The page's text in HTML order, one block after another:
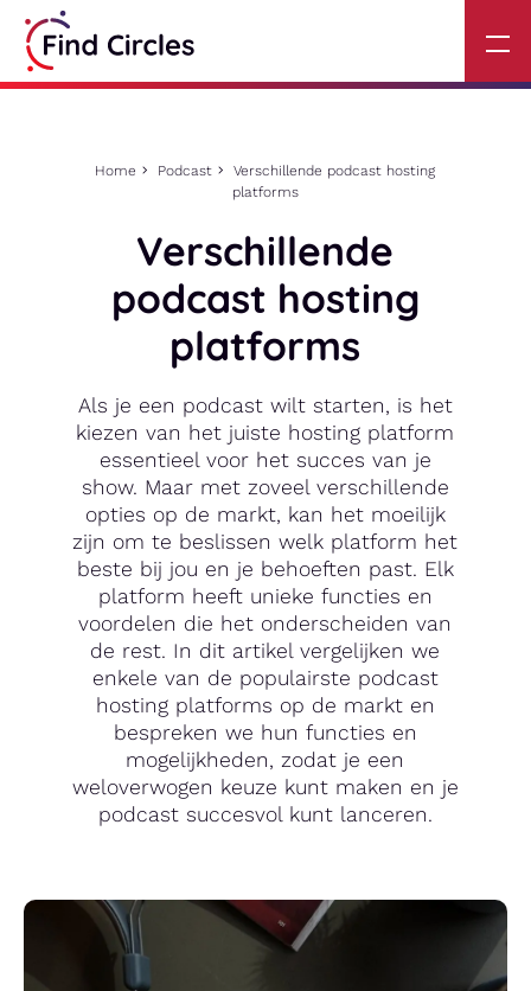
Home Podcast
Verschillende podcast hosting
platforms
Verschillende
podcast hosting
platforms
Als je een podcast wilt starten, is het
kiezen van het juiste hosting platform
essentieel voor het succes van je
show. Maar met zoveel verschillende
opties op de markt, kan het moeilijk
zijn om te beslissen welk platform het
beste bij jou en je behoeften past. Elk
platform heeft unieke functies en
voordelen die het onderscheiden van
de rest. In dit artikel vergelijken we
enkele van de populairste podcast
hosting platforms op de markt en
bespreken we hun functies en
mogelijkheden, zodat je een
weloverwogen keuze kunt maken en je
podcast succesvol kunt lanceren.